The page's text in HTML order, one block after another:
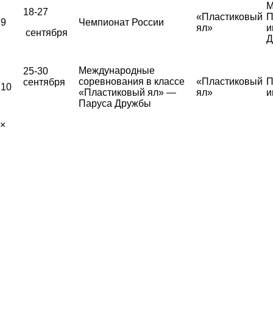
9
18-27
сентября
Чемпионат России
«Пластиковый
ял»
10
25-30
сентября
Международные
соревнования в классе
«Пластиковый ял» —
Паруса Дружбы
«Пластиковый
ял»
×